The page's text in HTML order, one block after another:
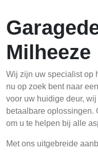
Milheeze
Wij zijn uw specialist op
nu op zoek bent naar
voor uw huidige deur,
betaalbare oplossingen.
om u te helpen bij alle
Met ons uitgebreide